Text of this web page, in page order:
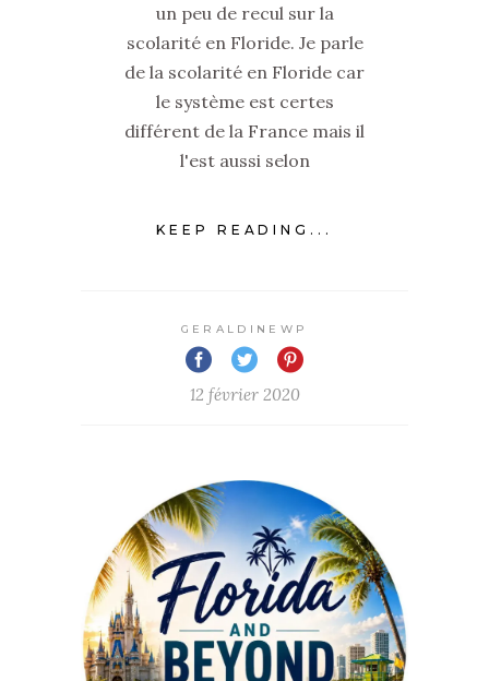
un peu de recul sur la
scolarité en Floride. Je parle
de la scolarité en Floride car
le système est certes
différent de la France mais il
l'est aussi selon
KEEP READING...
GERALDINEWP
12 février 2020